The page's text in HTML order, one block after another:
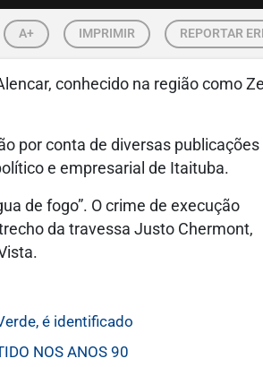
A+ IMPRIMIR REPORTAR
conhecido na região como
por conta de diversas publicações
e empresarial de Itaituba.
de fogo”. O crime de execução
da travessa Justo Chermont,
é identificado
NOS ANOS 90